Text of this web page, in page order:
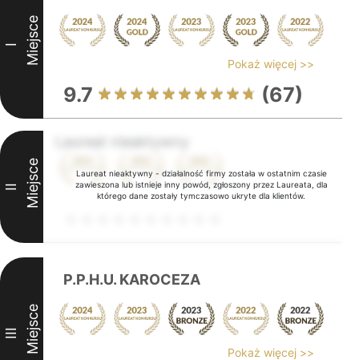
I Miejsce Pokaż więcej >>
9.7 (67)
Laureat nieaktywny - działalność firmy została w ostatnim czasie
zawieszona lub istnieje inny powód, zgłoszony przez Laureata, dla
którego dane zostały tymczasowo ukryte dla klientów.
II Miejsce
III Miejsce
P.P.H.U. KAROCEZA
Pokaż więcej >>